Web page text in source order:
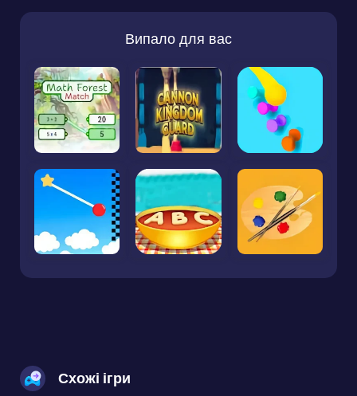
Випало для вас
Схожі ігри